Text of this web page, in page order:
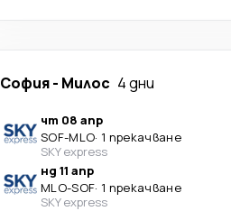
София- Милос 4 дни
чт 08 апр
SOF-MLO· 1 прекачване
SKY express
нд 11 апр
MLO-SOF· 1 прекачване
SKY express